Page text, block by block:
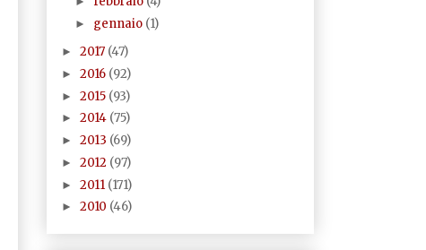
► gennaio (1)
► 2017 (47)
► 2016 (92)
► 2015 (93)
► 2014 (75)
► 2013 (69)
► 2012 (97)
► 2011 (171)
► 2010 (46)